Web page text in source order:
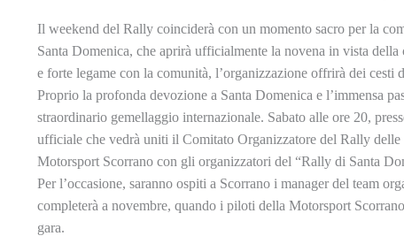
Il weekend del Rally coinciderà con un momento sacro per la
Santa Domenica, che aprirà ufficialmente la novena in vista
e forte legame con la comunità, l’organizzazione offrirà dei
Proprio la profonda devozione a Santa Domenica e l’immensa
straordinario gemellaggio internazionale. Sabato alle ore 20,
ufficiale che vedrà uniti il Comitato Organizzatore del Rally
Motorsport Scorrano con gli organizzatori del “Rally di Santa
Per l’occasione, saranno ospiti a Scorrano i manager del team
completerà a novembre, quando i piloti della Motorsport
gara.